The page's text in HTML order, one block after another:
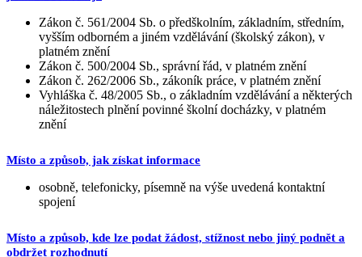
Zákon č. 561/2004 Sb. o předškolním, základním, středním,
vyšším odborném a jiném vzdělávání (školský zákon), v
platném znění
Zákon č. 500/2004 Sb., správní řád, v platném znění
Zákon č. 262/2006 Sb., zákoník práce, v platném znění
Vyhláška č. 48/2005 Sb., o základním vzdělávání a některých
náležitostech plnění povinné školní docházky, v platném
znění
Místo a způsob, jak získat informace
osobně, telefonicky, písemně na výše uvedená kontaktní
spojení
Místo a způsob, kde lze podat žádost, stížnost nebo jiný podnět a
obdržet rozhodnutí